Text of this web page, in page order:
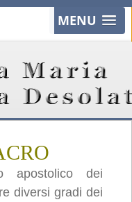
MENU
apostolico dei
diversi gradi dei